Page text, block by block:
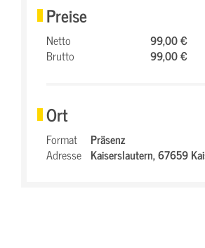
Preise
Netto
99,00 €
Brutto
99,00 €
Ort
Format
Präsenz
Adresse Kaiserslautern,67659